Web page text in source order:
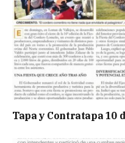
Tapa y Contratapa 10